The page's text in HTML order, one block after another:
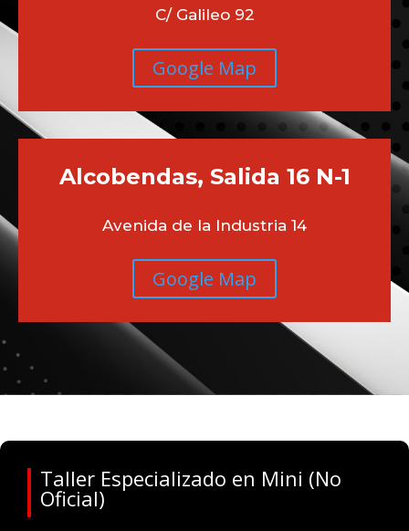
C/ Galileo 92
Google Map
Alcobendas, Salida 16 N-1
Avenida de la Industria 14
Google Map
Taller Especializado en Mini (No
Oficial)